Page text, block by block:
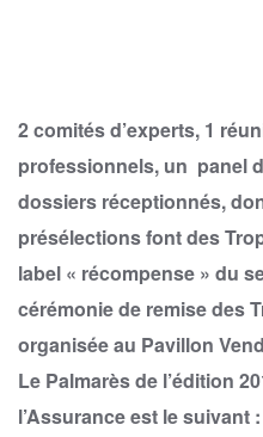
2 comités d’experts, 1
professionnels, un panel
dossiers réceptionnés,
présélections font des
label « récompense » du
cérémonie de remise des
organisée au Pavillon
Le Palmarès de l’édition
l’Assurance est le suivant :